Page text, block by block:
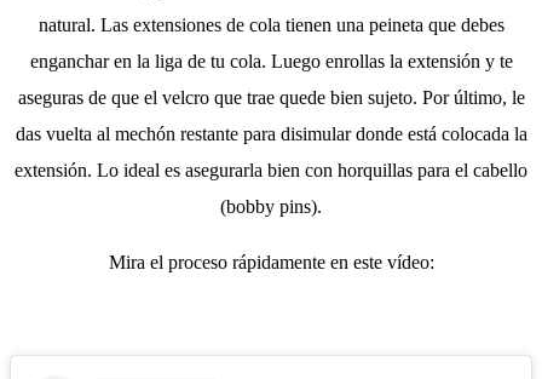
natural. Las extensiones de cola tienen una peineta que debes
enganchar en la liga de tu cola. Luego enrollas la extensión y te
aseguras de que el velcro que trae quede bien sujeto. Por último, le
das vuelta al mechón restante para disimular donde está colocada la
extensión. Lo ideal es asegurarla bien con horquillas para el cabello
(bobby pins).
Mira el proceso rápidamente en este vídeo: